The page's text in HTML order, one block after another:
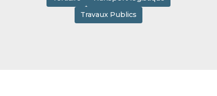
Travaux Publics